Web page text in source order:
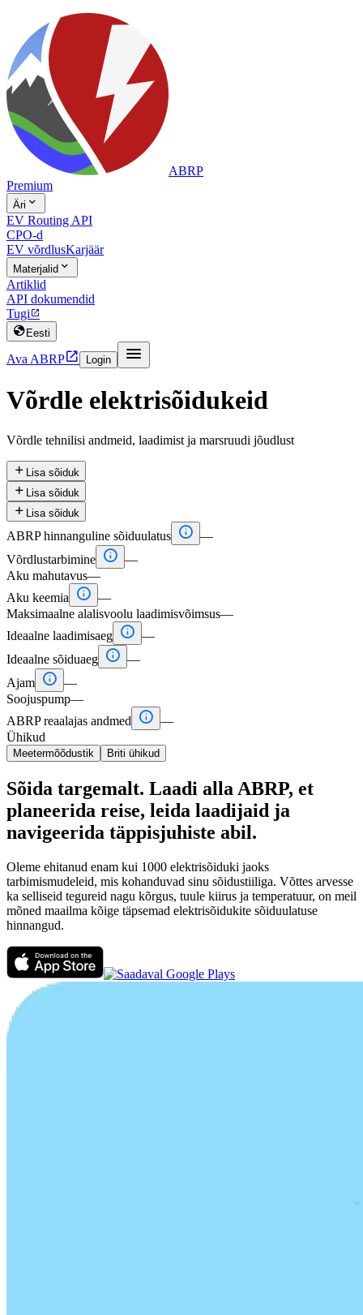
ABRP
Premium
Äri 
EV Routing API
CPO-d
EV võrdlusKarjäär
Materjalid 
Artiklid
API dokumendid
Tugi 
 Eesti
Ava ABRP Login 
Võrdle elektrisõidukeid
Võrdle tehnilisi andmeid, laadimist ja marsruudi jõudlust
 Lisa sõiduk
 Lisa sõiduk
 Lisa sõiduk
ABRP hinnanguline sõiduulatus  —
Võrdlustarbimine  —
Aku mahutavus—
Aku keemia
 —
Maksimaalne alalisvoolu laadimisvõimsus—
Ideaalne laadimisaeg  —
Ideaalne sõiduaeg  —
Ajam  —
Soojuspump—
ABRP reaalajas andmed
 —
Ühikud
Meetermõõdustik Briti ühikud
Sõida targemalt. Laadi alla ABRP, et
planeerida reise, leida laadijaid ja
navigeerida täppisjuhiste abil.
Oleme ehitanud enam kui 1000 elektrisõiduki jaoks
tarbimismudeleid, mis kohanduvad sinu sõidustiiliga. Võttes arvesse
ka selliseid tegureid nagu kõrgus, tuule kiirus ja temperatuur, on meil
mõned maailma kõige täpsemad elektrisõidukite sõiduulatuse
hinnangud.